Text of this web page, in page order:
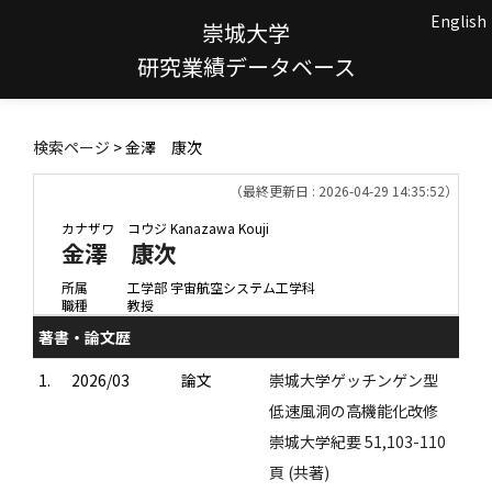
崇城大学
研究業績データベース
English
検索ページ > 金澤 康次
（最終更新日 : 2026-04-29 14:35:52）
カナザワ コウジ Kanazawa Kouji
金澤 康次
所属
工学部 宇宙航空システム工学科
職種
教授
著書・論文歴
1.
2026/03 論文
崇城大学ゲッチンゲン型
低速風洞の高機能化改修
崇城大学紀要 51,103-110
頁 (共著)